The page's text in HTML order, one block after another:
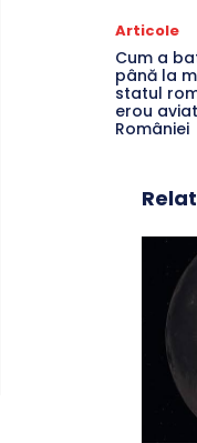
Articole
Cum a
până la
statul
erou
României